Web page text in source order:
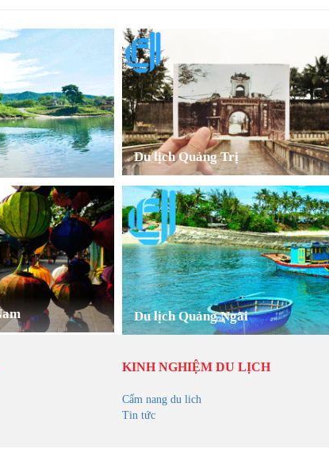
Du lịch Quảng Trị
Du lịch Quảng Ngãi
KINH NGHIỆM DU LỊCH
Cẩm nang du lich
Tin tức